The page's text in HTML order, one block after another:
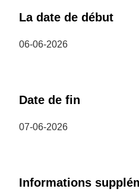
La date de début
06-06-2026
Date de fin
07-06-2026
Informations